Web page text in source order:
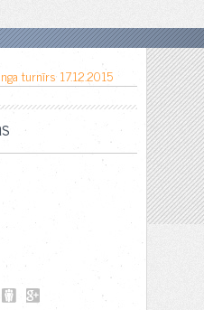
turnīrs 17.12.2015